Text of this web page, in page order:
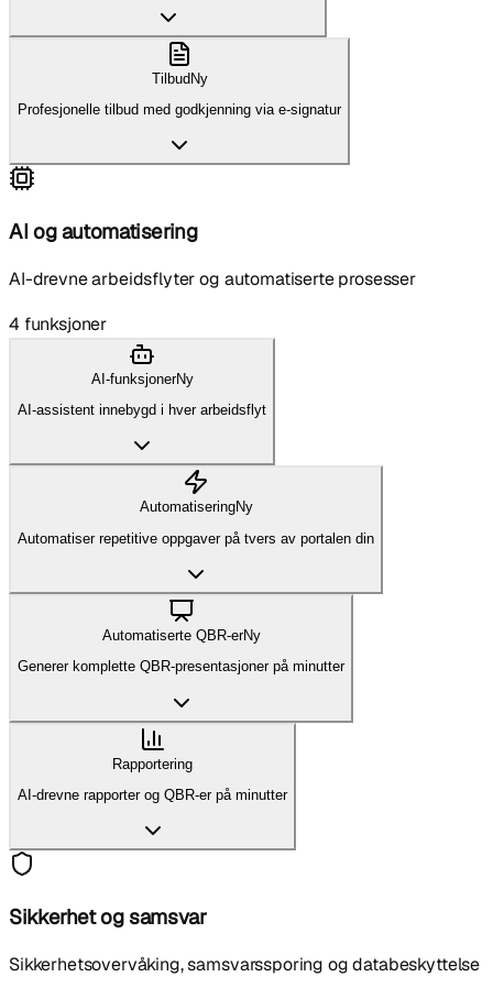
TilbudNy
Profesjonelle tilbud med godkjenning via e-signatur
AI og automatisering
AI-drevne arbeidsflyter og automatiserte prosesser
4 funksjoner
AI-funksjonerNy
AI-assistent innebygd i hver arbeidsflyt
AutomatiseringNy
Automatiser repetitive oppgaver på tvers av portalen din
Automatiserte QBR-erNy
Generer komplette QBR-presentasjoner på minutter
Rapportering
AI-drevne rapporter og QBR-er på minutter
Sikkerhet og samsvar
Sikkerhetsovervåking, samsvarssporing og databeskyttelse